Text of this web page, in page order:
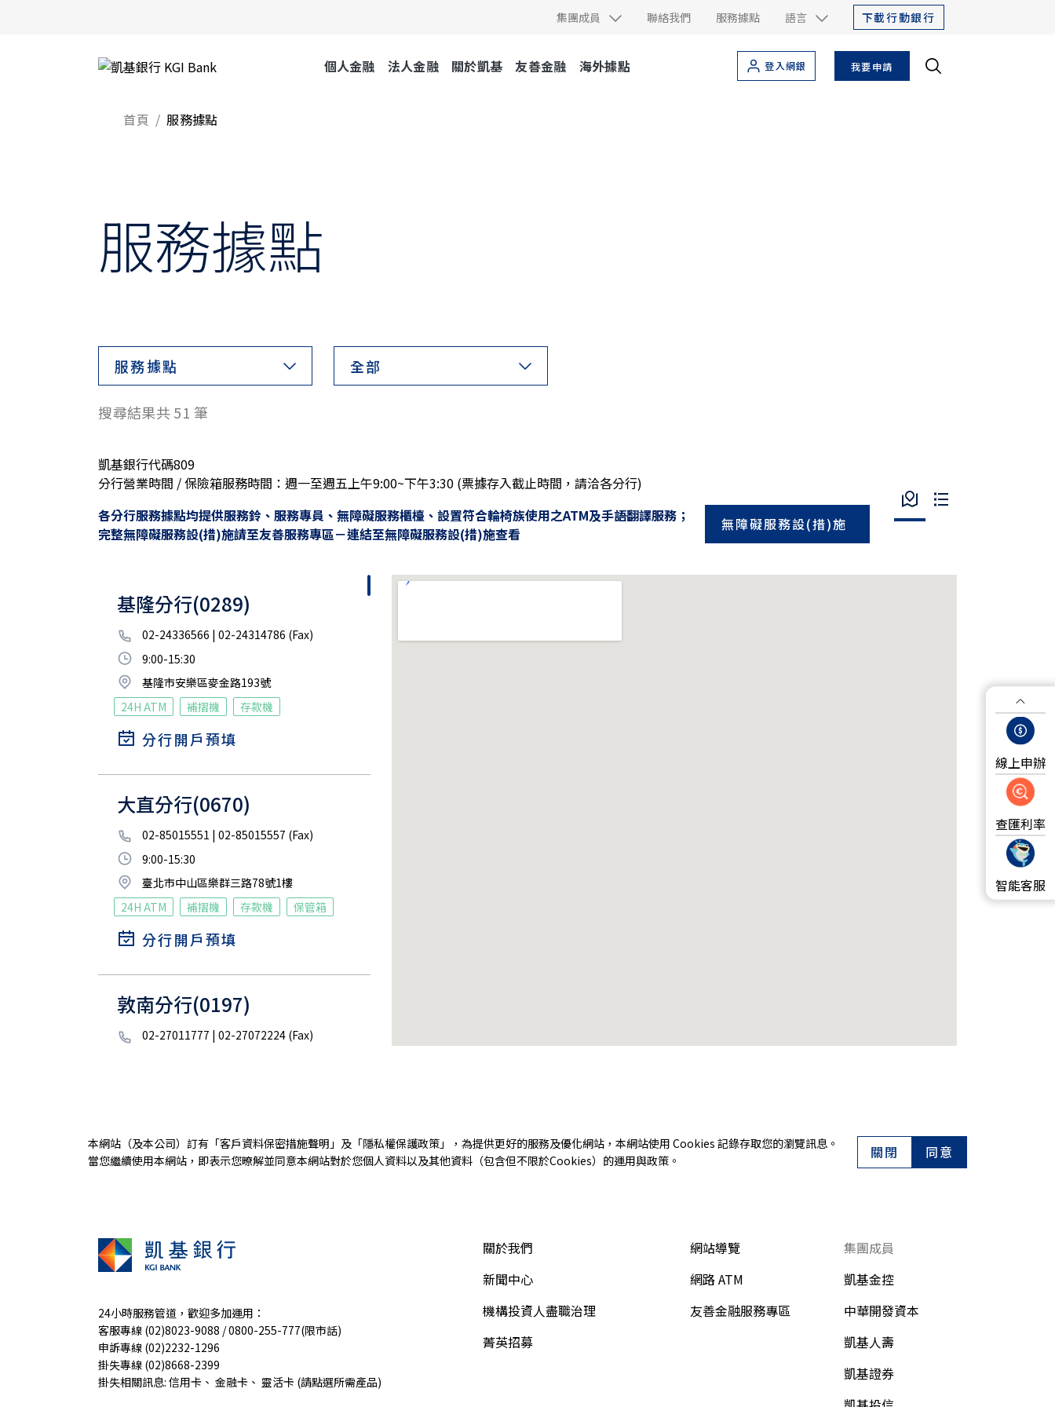
集團成員 聯絡我們 服務據點 語言 下載行動銀行
個人金融 法人金融 關於凱基 友善金融 海外據點 登入網銀 我要申請
首頁 服務據點
線上申辦
查匯利率
智能客服
服務據點
服務據點 全部
搜尋結果共51 筆
凱基銀行代碼809
分行營業時間 / 保險箱服務時間：週一至週五上午9:00~下午3:30 (票據存入截止時間，請洽各分行)
各分行服務據點均提供服務鈴、服務專員、無障礙服務櫃檯、設置符合輪椅族使用之ATM及手語翻譯服務；
完整無障礙服務設(措)施請至友善服務專區－連結至無障礙服務設(措)施查看
無障礙服務設(措)施
基隆分行(0289)
02-24336566 | 02-24314786 (Fax)
9:00-15:30
基隆市安樂區麥金路193號
24H ATM
補摺機 存款機
分行開戶預填
大直分行(0670)
02-85015551 | 02-85015557 (Fax)
9:00-15:30
臺北市中山區樂群三路78號1樓
24H ATM
補摺機 存款機 保管箱
分行開戶預填
敦南分行(0197)
02-27011777 | 02-27072224 (Fax)
分行開戶預填
9:00-15:30
24H ATM
補摺機 存款機
分行開戶預填
本網站（及本公司）訂有「客戶資料保密措施聲明 」及「隱私權保護政策」，為提供更好的服務及優化網站，本網站使用 Cookies 記錄存取您的瀏覽訊息。
當您繼續使用本網站，即表示您暸解並同意本網站對於您個人資料以及其他資料（包含但不限於Cookies）的運用與政策。
關閉 同意
24小時服務管道，歡迎多加運用：
客服專線 (02)8023-9088 / 0800-255-777(限市話)
申訴專線 (02)2232-1296
掛失專線 (02)8668-2399
掛失相關訊息:信用卡 、金融卡 、 靈活卡 (請點選所需產品)
關於我們
新聞中心
機構投資人盡職治理
菁英招募
網站導覽
網路 ATM
友善金融服務專區
集團成員
凱基金控
中華開發資本
凱基人壽
凱基證券